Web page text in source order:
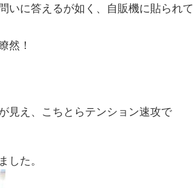
いに答えるが如く、自販機に貼られて
然！
見え、こちとらテンション速攻で
した。